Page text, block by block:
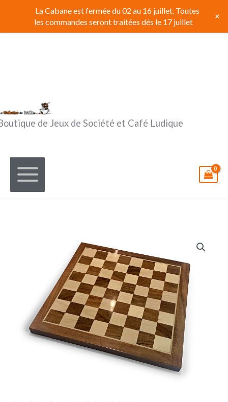
contenu
de Jeux de Société et Café Ludique
La Cabane est fermée du 02 au 16 juillet. Toutes
les commandes seront traitées dés le 17 juillet
+